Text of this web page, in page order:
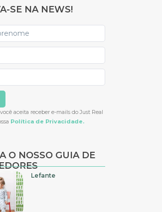
SE NA NEWS!
aceita receber e-mails do Just Real
Política de Privacidade.
O NOSSO GUIA DE
Lefante